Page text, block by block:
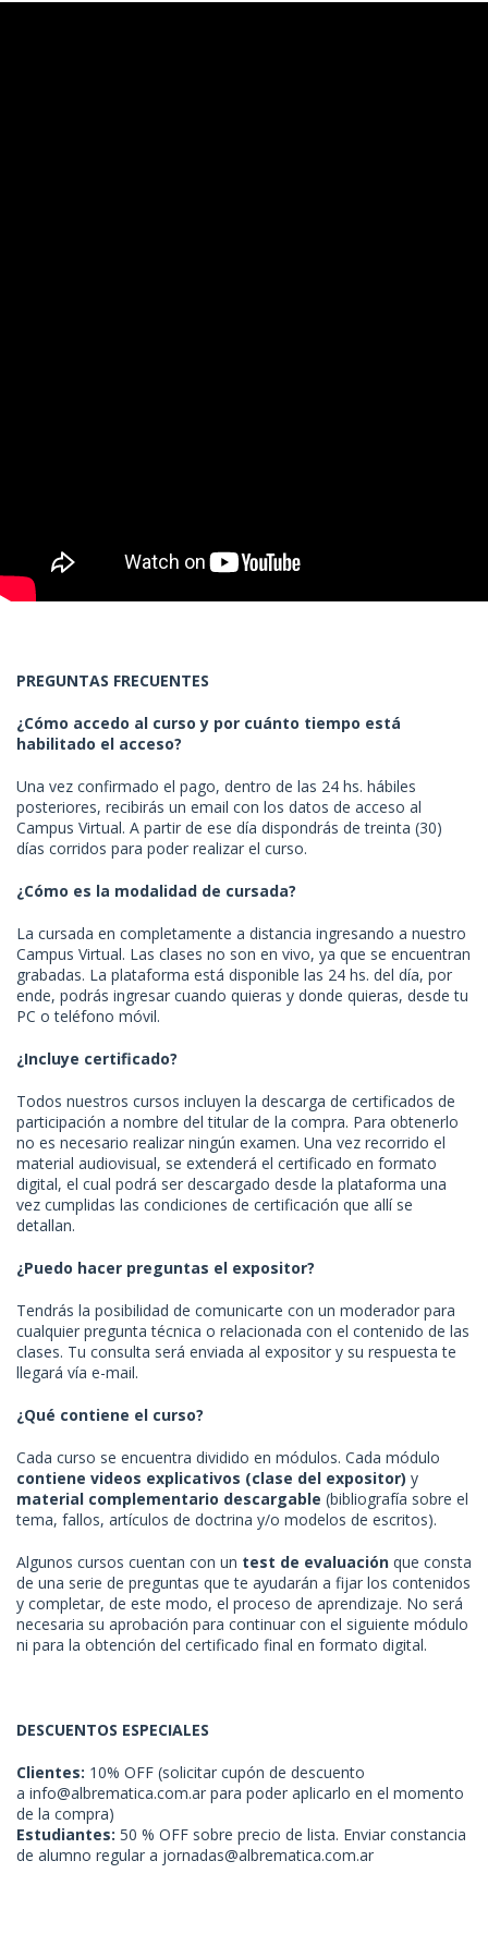
PREGUNTAS FRECUENTES
¿Cómo accedo al curso y por cuánto tiempo está
habilitado el acceso?
Una vez confirmado el pago, dentro de las 24 hs. hábiles
posteriores, recibirás un email con los datos de acceso al
Campus Virtual. A partir de ese día dispondrás de treinta (30)
días corridos para poder realizar el curso.
¿Cómo es la modalidad de cursada?
La cursada en completamente a distancia ingresando a nuestro
Campus Virtual. Las clases no son en vivo, ya que se encuentran
grabadas. La plataforma está disponible las 24 hs. del día, por
ende, podrás ingresar cuando quieras y donde quieras, desde tu
PC o teléfono móvil.
¿Incluye certificado?
Todos nuestros cursos incluyen la descarga de certificados de
participación a nombre del titular de la compra. Para obtenerlo
no es necesario realizar ningún examen. Una vez recorrido el
material audiovisual, se extenderá el certificado en formato
digital, el cual podrá ser descargado desde la plataforma una
vez cumplidas las condiciones de certificación que allí se
detallan.
¿Puedo hacer preguntas el expositor?
Tendrás la posibilidad de comunicarte con un moderador para
cualquier pregunta técnica o relacionada con el contenido de las
clases. Tu consulta será enviada al expositor y su respuesta te
llegará vía e-mail.
¿Qué contiene el curso?
Cada curso se encuentra dividido en módulos. Cada módulo
contiene videos explicativos (clase del expositor) y
material complementario descargable (bibliografía sobre el
tema, fallos, artículos de doctrina y/o modelos de escritos).
Algunos cursos cuentan con un test de evaluación que consta
de una serie de preguntas que te ayudarán a fijar los contenidos
y completar, de este modo, el proceso de aprendizaje. No será
necesaria su aprobación para continuar con el siguiente módulo
ni para la obtención del certificado final en formato digital.
DESCUENTOS ESPECIALES
Clientes: 10% OFF (solicitar cupón de descuento
a info@albrematica.com.ar para poder aplicarlo en el momento
de la compra)
Estudiantes: 50 % OFF sobre precio de lista. Enviar constancia
de alumno regular a jornadas@albrematica.com.ar